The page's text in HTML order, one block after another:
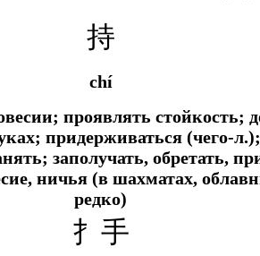
持
chí
проявлять стойкость;
придерживаться (чего-
заполучать, обретать,
ничья (в шахматах,
редко)
扌手